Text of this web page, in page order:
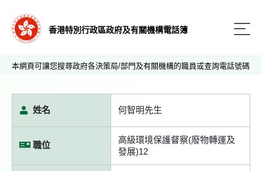
香港特別行政區政府及有關機構電話簿
本網頁可讓您搜尋政府各決策局/部門及有關機構的職員或查詢電話號碼
姓名 何智明先生
職位
高級環境保護督察(廢物轉運及
發展)12